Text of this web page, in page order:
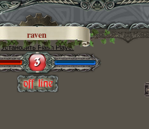
raven
Установить Flash Player